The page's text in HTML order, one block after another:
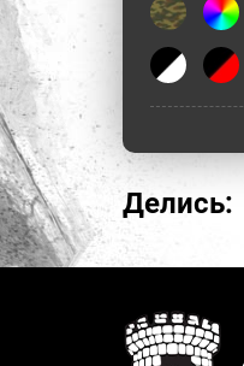
XL/32
XL/34
Делись: